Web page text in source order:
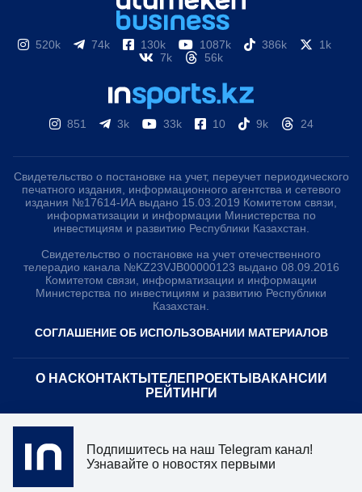
520k 74k 130k 1087k 386k
1k
7k
56k
851 3k 33k 10 9k 24
Свидетельство о постановке на учет, переучет периодического
печатного издания, информационного агентства и сетевого
издания №17614-ИА выдано 15.03.2019 Комитетом связи,
информатизации и информации Министерства по
инвестициям и развитию Республики Казахстан.
Свидетельство о постановке на учет отечественного
телерадио канала №KZ23VJB00000123 выдано 08.09.2016
Комитетом связи, информатизации и информации
Министерства по инвестициям и развитию Республики
Казахстан.
СОГЛАШЕНИЕ ОБ ИСПОЛЬЗОВАНИИ МАТЕРИАЛОВ
О НАС КОНТАКТЫ ТЕЛЕПРОЕКТЫ ВАКАНСИИ
РЕЙТИНГИ
ПОЛИТИКА КОНФИДЕНЦИАЛЬНОСТИ
Подпишитесь на наш Telegram канал!
Узнавайте о новостях первыми